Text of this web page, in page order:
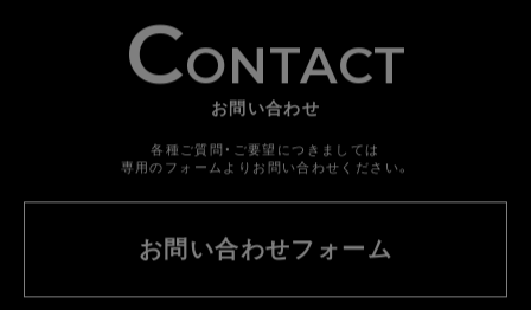
CONTACT
お問い合わせ
各種ご質問・ご要望につきましては
専用のフォームよりお問い合わせください。
お問い合わせフォーム